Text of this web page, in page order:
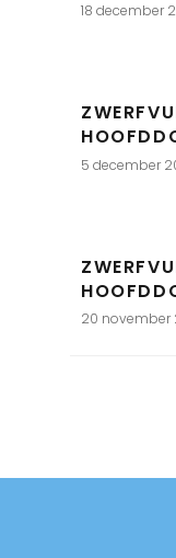
18 december
5 december
20 november